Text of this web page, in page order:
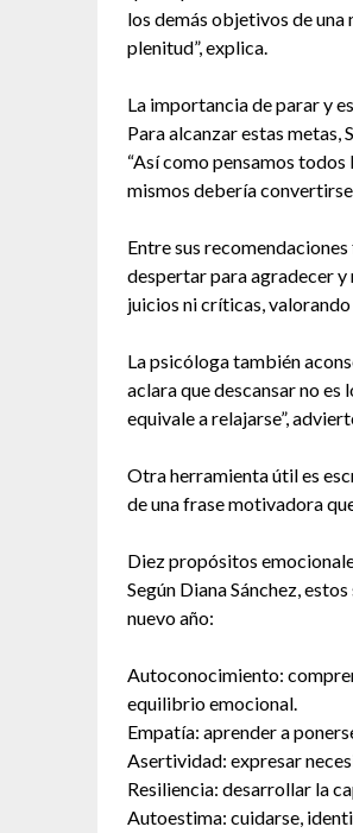
los demás objetivos de
plenitud”, explica.
La importancia de parar y
Para alcanzar estas
“Así como pensamos
mismos debería convertirse
Entre sus
despertar para agradecer y
juicios ni críticas,
La psicóloga también
aclara que descansar no es
equivale a relajarse”,
Otra herramienta útil es
de una frase motivadora
Diez propósitos
Según Diana Sánchez,
nuevo año:
Autoconocimiento:
equilibrio emocional.
Empatía: aprender a
Asertividad: expresar
Resiliencia: desarrollar la
Autoestima: cuidarse,